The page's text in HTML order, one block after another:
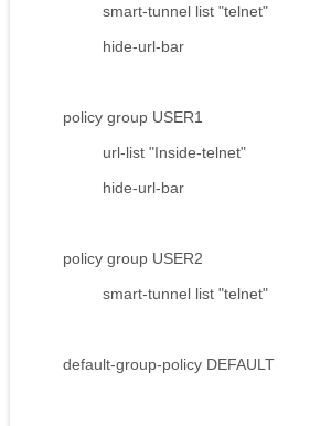
smart-tunnel list "telnet"
hide-url-bar
policy group USER1
url-list "Inside-telnet"
hide-url-bar
policy group USER2
smart-tunnel list "telnet"
default-group-policy DEFAULT